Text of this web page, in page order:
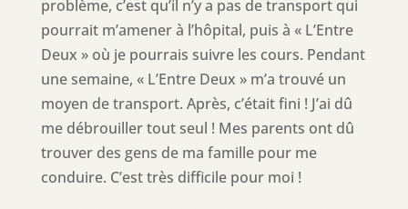
problème, c’est qu’il n’y a pas de transport qui
pourrait m’amener à l’hôpital, puis à « L’Entre
Deux » où je pourrais suivre les cours. Pendant
une semaine, « L’Entre Deux » m’a trouvé un
moyen de transport. Après, c’était fini ! J’ai dû
me débrouiller tout seul ! Mes parents ont dû
trouver des gens de ma famille pour me
conduire. C’est très difficile pour moi !